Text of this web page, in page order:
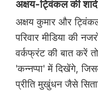
अक्षय-ट्विंकल की
अक्षय कुमार और
परिवार मीडिया की
वर्कफ्रंट की बात करें
'कन्नप्पा' में दिखेंगे,
प्रीति मुखुंधन जैसे